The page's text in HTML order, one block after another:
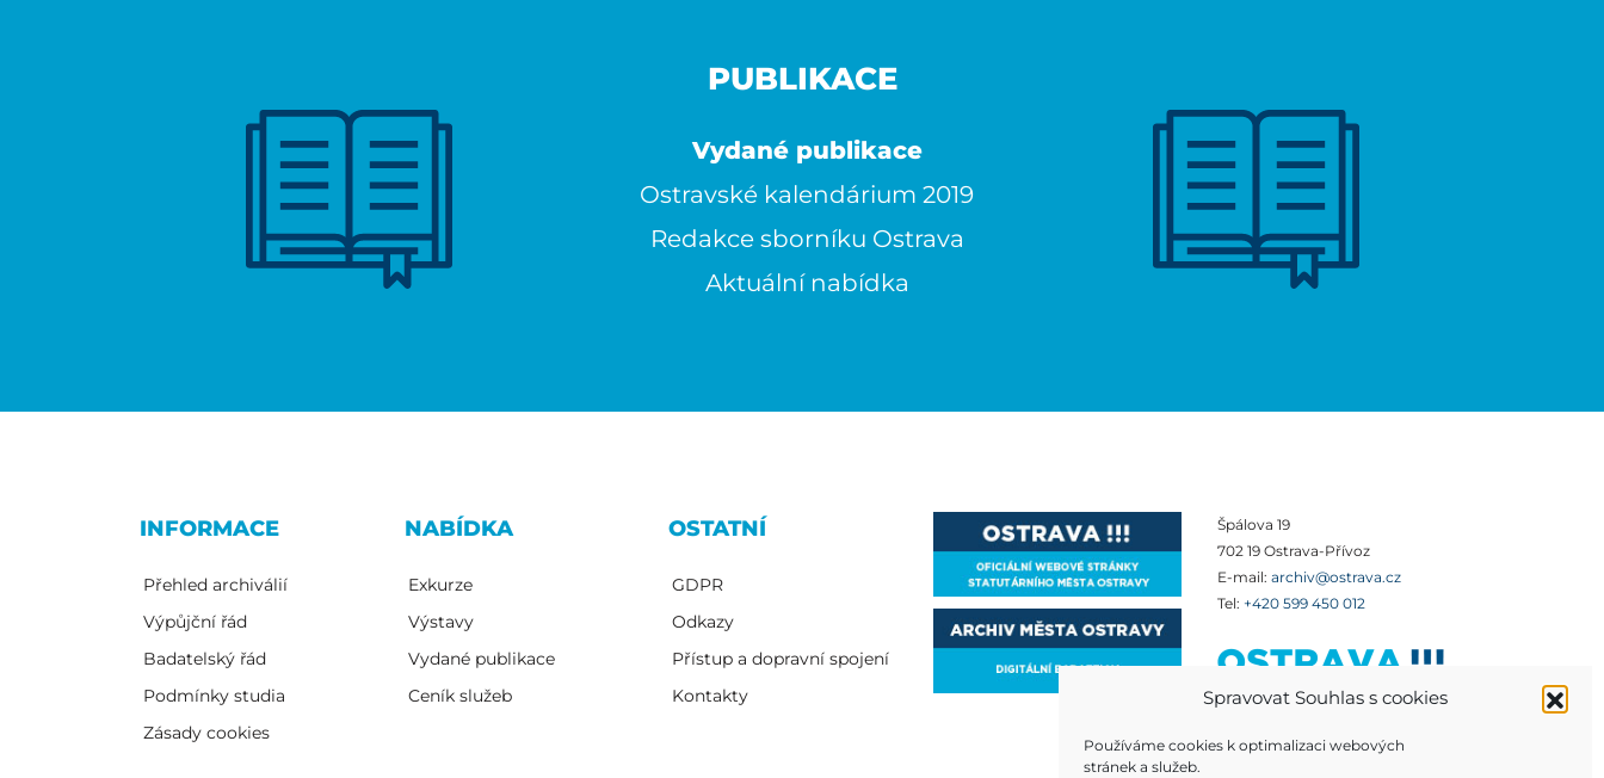
Spravovat Souhlas s cookies
Používáme cookies k optimalizaci webových
stránek a služeb.
PUBLIKACE
Vydané publikace
Ostravské kalendárium 2019
Redakce sborníku Ostrava
Aktuální nabídka
INFORMACE
Přehled archiválií
Výpůjční řád
Badatelský řád
Podmínky studia
Zásady cookies
NABÍDKA
Exkurze
Výstavy
Vydané publikace
Ceník služeb
OSTATNÍ
GDPR
Odkazy
Přístup a dopravní spojení
Kontakty
Špálova 19
702 19 Ostrava-Přívoz
E-mail: archiv@ostrava.cz
Tel: +420 599 450 012